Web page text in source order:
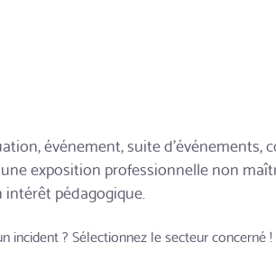
événement, suite d'événements,
exposition professionnelle non
intérêt pédagogique.
? Sélectionnez le secteur concerné !